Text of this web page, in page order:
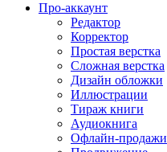
Про-аккаунт
Редактор
Корректор
Простая верстка
Сложная верстка
Дизайн обложки
Иллюстрации
Тираж книги
Аудиокнига
Офлайн-продажи